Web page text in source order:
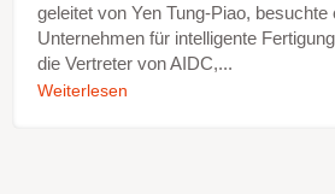
geleitet von Yen Tung-Piao, besuchte
Unternehmen für intelligente
die Vertreter von AIDC,...
Weiterlesen